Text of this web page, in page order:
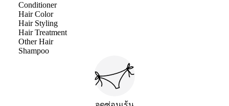
Conditioner
Hair Color
Hair Styling
Hair Treatment
Other Hair
Shampoo